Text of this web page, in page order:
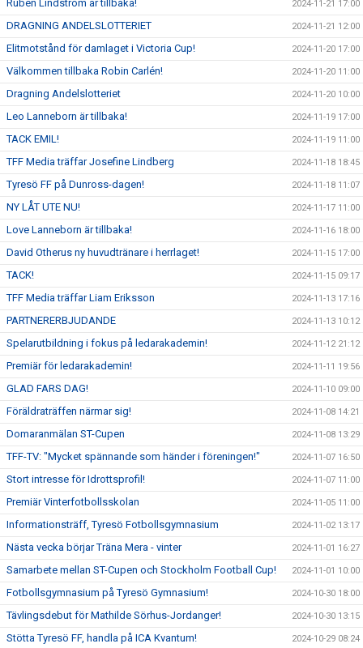
Ruben Lindström är tillbaka! 2024-11-21 17:00
DRAGNING ANDELSLOTTERIET 2024-11-21 12:00
Elitmotstånd för damlaget i Victoria Cup! 2024-11-20 17:00
Välkommen tillbaka Robin Carlén! 2024-11-20 11:00
Dragning Andelslotteriet 2024-11-20 10:00
Leo Lanneborn är tillbaka! 2024-11-19 17:00
TACK EMIL! 2024-11-19 11:00
TFF Media träffar Josefine Lindberg 2024-11-18 18:45
Tyresö FF på Dunross-dagen! 2024-11-18 11:07
NY LÅT UTE NU! 2024-11-17 11:00
Love Lanneborn är tillbaka! 2024-11-16 18:00
David Otherus ny huvudtränare i herrlaget! 2024-11-15 17:00
TACK! 2024-11-15 09:17
TFF Media träffar Liam Eriksson 2024-11-13 17:16
PARTNERERBJUDANDE 2024-11-13 10:12
Spelarutbildning i fokus på ledarakademin! 2024-11-12 21:12
Premiär för ledarakademin! 2024-11-11 19:56
GLAD FARS DAG! 2024-11-10 09:00
Föräldraträffen närmar sig! 2024-11-08 14:21
Domaranmälan ST-Cupen 2024-11-08 13:29
TFF-TV: "Mycket spännande som händer i föreningen!" 2024-11-07 16:50
Stort intresse för Idrottsprofil! 2024-11-07 11:00
Premiär Vinterfotbollsskolan 2024-11-05 11:00
Informationsträff, Tyresö Fotbollsgymnasium 2024-11-02 13:17
Nästa vecka börjar Träna Mera - vinter 2024-11-01 16:27
Samarbete mellan ST-Cupen och Stockholm Football Cup! 2024-11-01 10:00
Fotbollsgymnasium på Tyresö Gymnasium! 2024-10-30 18:00
Tävlingsdebut för Mathilde Sörhus-Jordanger! 2024-10-30 13:15
Stötta Tyresö FF, handla på ICA Kvantum! 2024-10-29 08:24